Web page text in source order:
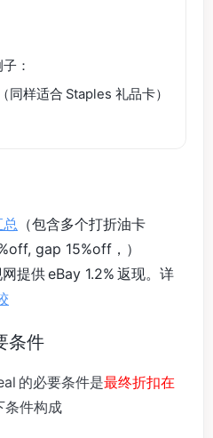
：
同样适合 Staples 礼品卡）
（包含多个打折油卡
gap 15%off，）
提供 eBay 1.2% 返现。详
条件
的必要条件是最终折扣在
条件构成